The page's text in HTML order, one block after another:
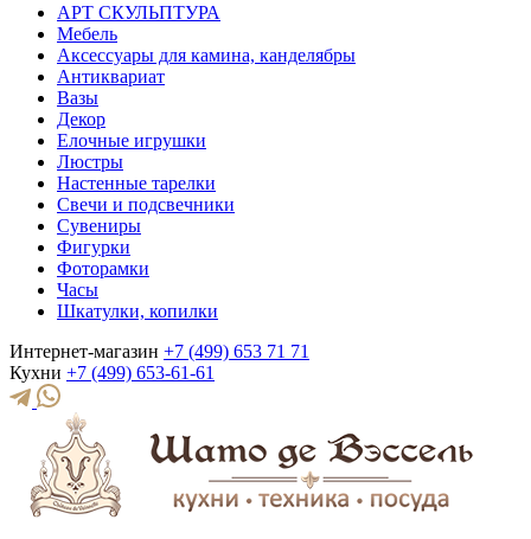
АРТ СКУЛЬПТУРА
Мебель
Аксессуары для камина, канделябры
Антиквариат
Вазы
Декор
Елочные игрушки
Люстры
Настенные тарелки
Свечи и подсвечники
Сувениры
Фигурки
Фоторамки
Часы
Шкатулки, копилки
Интернет-магазин +7 (499) 653 71 71
Кухни +7 (499) 653-61-61